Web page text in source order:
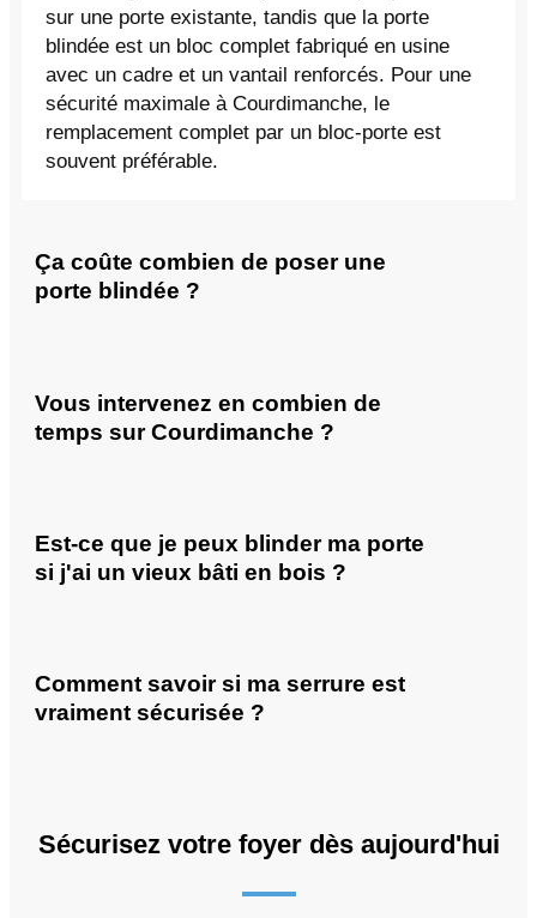
sur une porte existante, tandis que la porte
blindée est un bloc complet fabriqué en usine
avec un cadre et un vantail renforcés. Pour une
sécurité maximale à Courdimanche, le
remplacement complet par un bloc-porte est
souvent préférable.
Ça coûte combien de poser une
porte blindée ?
Vous intervenez en combien de
temps sur Courdimanche ?
Est-ce que je peux blinder ma porte
si j'ai un vieux bâti en bois ?
Comment savoir si ma serrure est
vraiment sécurisée ?
Sécurisez votre foyer dès aujourd'hui